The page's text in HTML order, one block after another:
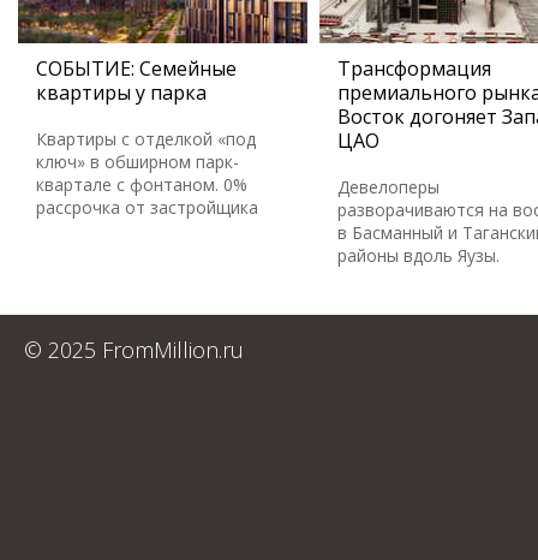
СОБЫТИЕ: Семейные
квартиры у парка
Квартиры с отделкой «под
ключ» в обширном парк-
квартале с фонтаном. 0%
рассрочка от застройщика
Трансформация
премиального
Восток догоняет
ЦАО
Девелоперы
разворачиваются на
в Басманный и
районы вдоль Яузы.
© 2025 FromMillion.ru